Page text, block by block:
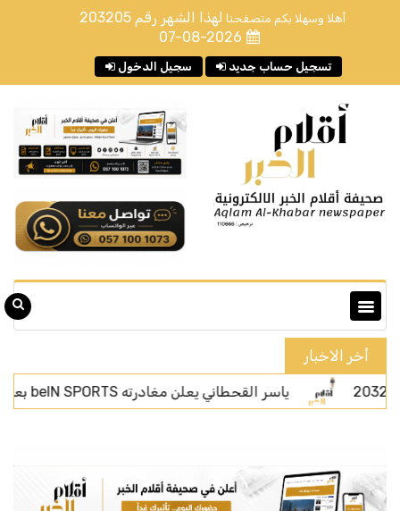
أهلا وسهلا بكم متصفحنا لهذا الشهر رقم 203205
07-08-2026
سجيل الدخول تسجيل حساب جديد
أخر الاخبار
ياسر القحطاني يعلن مغادرته beIN SPORTS بعد أربعة أعوام من الحضور الإعلامي